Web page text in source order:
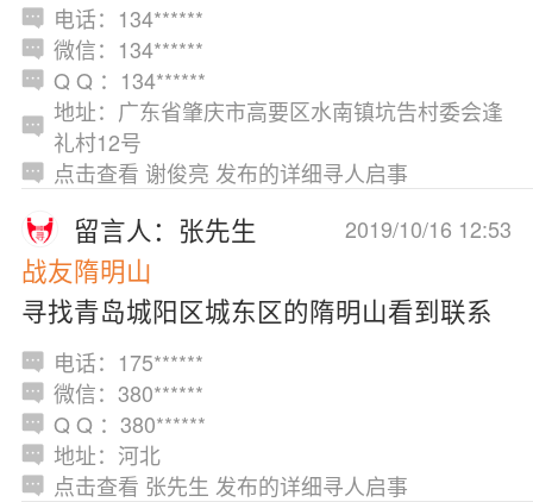
电话：134******
微信：134******
Q Q ：134******
地址：广东省肇庆市高要区水南镇坑告村委会逢
礼村12号
点击查看 谢俊亮 发布的详细寻人启事
2019/10/16 12:53
留言人：张先生
战友隋明山
寻找青岛城阳区城东区的隋明山看到联系
电话：175******
微信：380******
Q Q ：380******
地址：河北
点击查看 张先生 发布的详细寻人启事